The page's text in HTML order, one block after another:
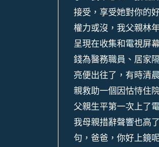
接受，享受她對你的
權力或沒，我父親林
呈現在收集和電視屏
錢為醫務職員、居家
亮便出往了，有時清
親救助一個因怙恃住
父親生平第一次上了
我母親措辭聲響也高
句，爸爸，你好上鏡